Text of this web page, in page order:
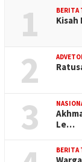
1 BERITA
Kisah
2
3
Le…
BERITA